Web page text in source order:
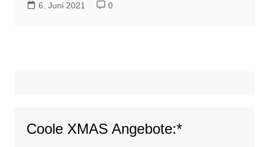
6. Juni 2021 0
Coole XMAS Angebote:*